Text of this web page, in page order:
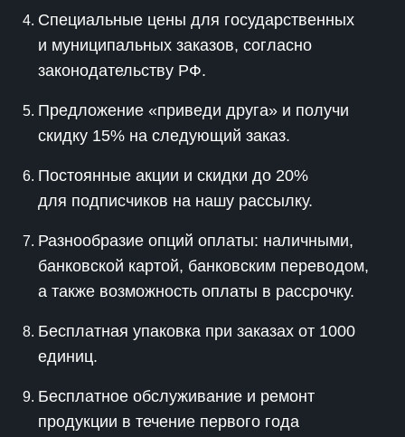
Специальные цены для государственных
и муниципальных заказов, согласно
законодательству РФ.
Предложение «приведи друга» и получи
скидку 15% на следующий заказ.
Постоянные акции и скидки до 20%
для подписчиков на нашу рассылку.
Разнообразие опций оплаты: наличными,
банковской картой, банковским переводом,
а также возможность оплаты в рассрочку.
Бесплатная упаковка при заказах от 1000
единиц.
Бесплатное обслуживание и ремонт
продукции в течение первого года